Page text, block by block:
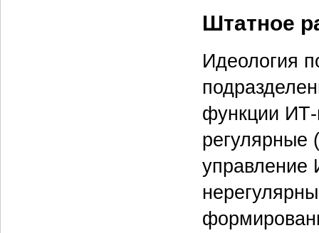
Штатное
Идеология
функции ИТ-
регулярные
управление